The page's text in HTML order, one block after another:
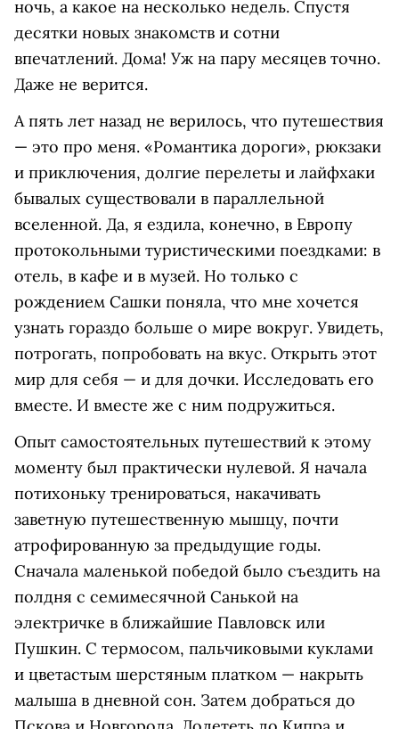
ночь, а какое на несколько недель. Спустя
десятки новых знакомств и сотни
впечатлений. Дома! Уж на пару месяцев точно.
Даже не верится.
А пять лет назад не верилось, что путешествия
— это про меня. «Романтика дороги», рюкзаки
и приключения, долгие перелеты и лайфхаки
бывалых существовали в параллельной
вселенной. Да, я ездила, конечно, в Европу
протокольными туристическими поездками: в
отель, в кафе и в музей. Но только с
рождением Сашки поняла, что мне хочется
узнать гораздо больше о мире вокруг. Увидеть,
потрогать, попробовать на вкус. Открыть этот
мир для себя — и для дочки. Исследовать его
вместе. И вместе же с ним подружиться.
Опыт самостоятельных путешествий к этому
моменту был практически нулевой. Я начала
потихоньку тренироваться, накачивать
заветную путешественную мышцу, почти
атрофированную за предыдущие годы.
Сначала маленькой победой было съездить на
полдня с семимесячной Санькой на
электричке в ближайшие Павловск или
Пушкин. С термосом, пальчиковыми куклами
и цветастым шерстяным платком — накрыть
малыша в дневной сон. Затем добраться до